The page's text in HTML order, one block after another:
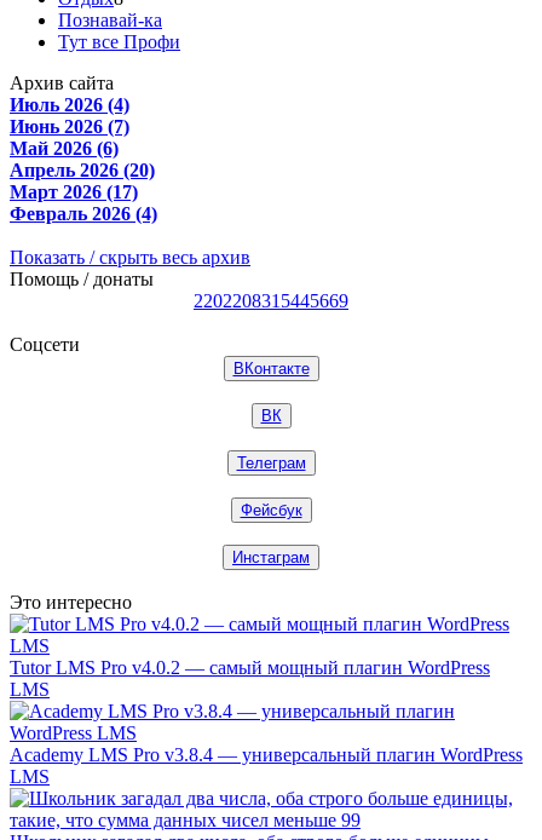
Познавай-ка
Тут все Профи
Архив сайта
Июль 2026 (4)
Июнь 2026 (7)
Май 2026 (6)
Апрель 2026 (20)
Март 2026 (17)
Февраль 2026 (4)
Показать / скрыть весь архив
Помощь / донаты
2202208315445669
Соцсети
ВКонтакте
ВК
Телеграм
Фейсбук
Инстаграм
Это интересно
Tutor LMS Pro v4.0.2 — самый мощный плагин WordPress
LMS
Academy LMS Pro v3.8.4 — универсальный плагин WordPress
LMS